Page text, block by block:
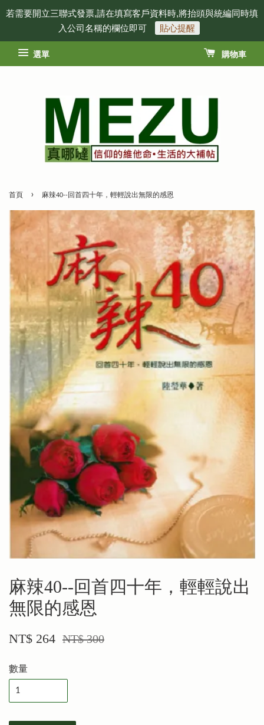
若需要開立三聯式發票,請在填寫客戶資料時,將抬頭與統編同時填
入公司名稱的欄位即可
貼心提醒
選單 購物車
首頁 › 麻辣40--回首四十年，輕輕說出無限的感恩
麻辣40--回首四十年，輕輕說出
無限的感恩
NT$ 264 NT$ 300
數量